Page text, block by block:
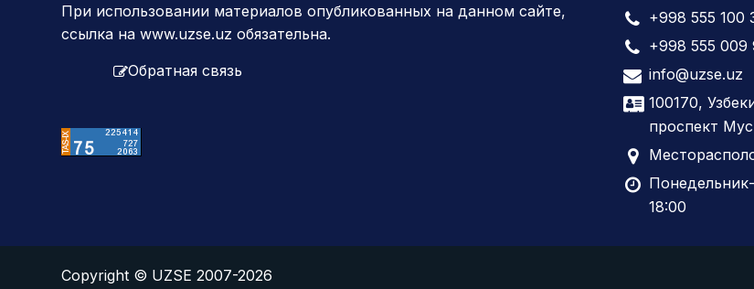
При использовании материалов опубликованных на данном сайте,
ссылка на www.uzse.uz обязательна.
Обратная связь
+998 555 100
+998 555 009
info@uzse.uz
100170,
проспект
18:00
Copyright © UZSE 2007-2026